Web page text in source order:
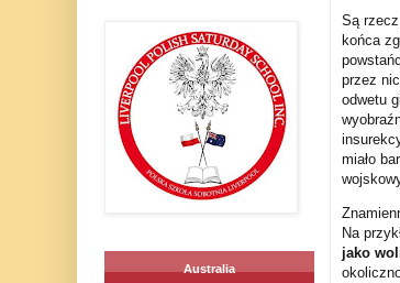
Są
końca
przez
odwetu
miało
Na
jako
Australia